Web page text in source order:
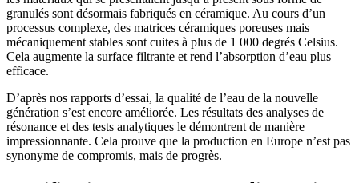
granulés sont désormais fabriqués en céramique. Au cours d’un
processus complexe, des matrices céramiques poreuses mais
mécaniquement stables sont cuites à plus de 1 000 degrés Celsius.
Cela augmente la surface filtrante et rend l’absorption d’eau plus
efficace.
D’après nos rapports d’essai, la qualité de l’eau de la nouvelle
génération s’est encore améliorée. Les résultats des analyses de
résonance et des tests analytiques le démontrent de manière
impressionnante. Cela prouve que la production en Europe n’est pas
synonyme de compromis, mais de progrès.